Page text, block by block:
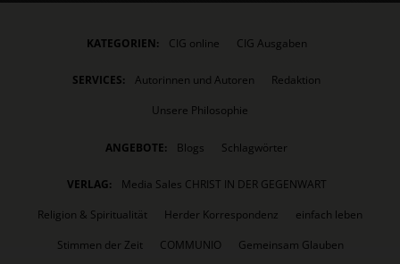
KATEGORIEN: CIG online CIG Ausgaben
SERVICES: Autorinnen und Autoren
Redaktion
Unsere Philosophie
ANGEBOTE: Blogs Schlagwörter
VERLAG:
Media Sales CHRIST IN DER GEGENWART
Religion & Spiritualität
Herder Korrespondenz
einfach leben
Stimmen der Zeit
COMMUNIO
Gemeinsam Glauben